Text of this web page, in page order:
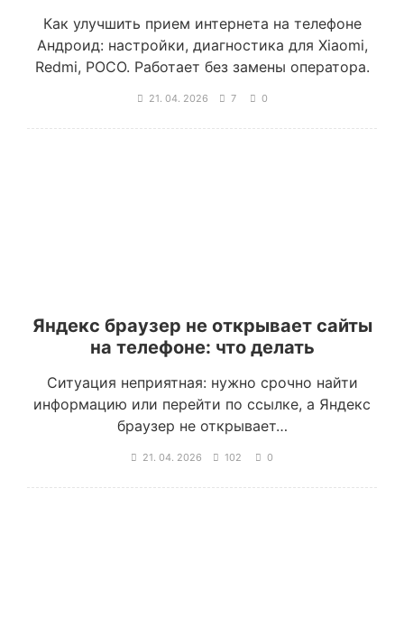
Как улучшить прием интернета на телефоне
Андроид: настройки, диагностика для Xiaomi,
Redmi, POCO. Работает без замены оператора.
21. 04. 2026 7 0
Яндекс браузер не открывает сайты
на телефоне: что делать
Ситуация неприятная: нужно срочно найти
информацию или перейти по ссылке, а Яндекс
браузер не открывает…
21. 04. 2026 102 0